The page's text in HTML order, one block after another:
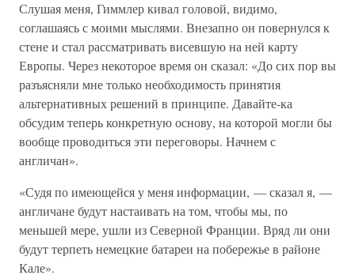
Слушая меня, Гиммлер кивал головой, видимо,
соглашаясь с моими мыслями. Внезапно он повернулся к
стене и стал рассматривать висевшую на ней карту
Европы. Через некоторое время он сказал: «До сих пор вы
разъясняли мне только необходимость принятия
альтернативных решений в принципе. Давайте-ка
обсудим теперь конкретную основу, на которой могли бы
вообще проводиться эти переговоры. Начнем с
англичан».
«Судя по имеющейся у меня информации, — сказал я, —
англичане будут настаивать на том, чтобы мы, по
меньшей мере, ушли из Северной Франции. Вряд ли они
будут терпеть немецкие батареи на побережье в районе
Кале».